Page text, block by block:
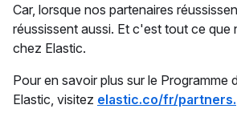
Car, lorsque nos partenaires
réussissent aussi. Et c'est tout ce que
chez Elastic.
Pour en savoir plus sur le Programme
Elastic, visitez elastic.co/fr/partners.